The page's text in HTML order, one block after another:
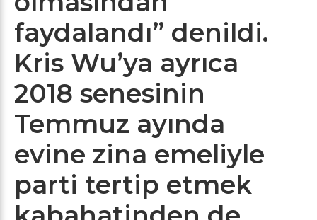
faydalandı” denildi.
Kris Wu’ya ayrıca
2018 senesinin
Temmuz ayında
evine zina emeliyle
parti tertip etmek